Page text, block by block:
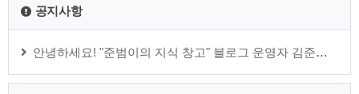
공지사항
안녕하세요! "준범이의 지식 창고" 블로그 운영자 김준범 입니다.